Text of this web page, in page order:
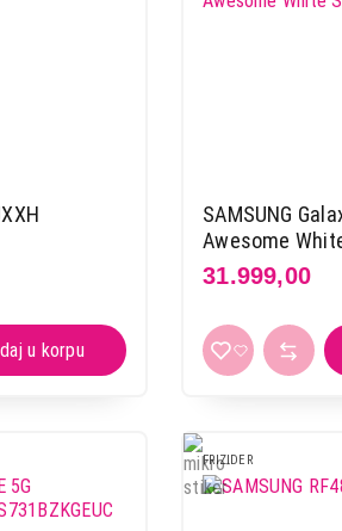
SAMSUNG
Awesome
31.999,00
FRIZIDER